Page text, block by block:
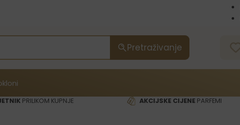
Pretraživanje
PRILIKOM KUPNJE AKCIJSKE CIJENEPARFEMI